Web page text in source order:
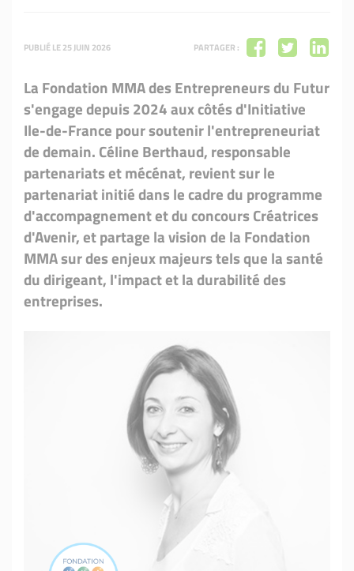
PUBLIÉ LE 25 JUIN 2026 PARTAGER :
La Fondation MMA des Entrepreneurs du Futur
s'engage depuis 2024 aux côtés d'Initiative
Ile-de-France pour soutenir l'entrepreneuriat
de demain. Céline Berthaud, responsable
partenariats et mécénat, revient sur le
partenariat initié dans le cadre du programme
d'accompagnement et du concours Créatrices
d'Avenir, et partage la vision de la Fondation
MMA sur des enjeux majeurs tels que la santé
du dirigeant, l'impact et la durabilité des
entreprises.